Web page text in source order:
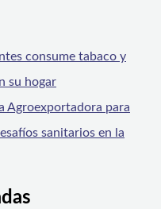
consume tabaco y
su hogar
Agroexportadora para
sanitarios en la